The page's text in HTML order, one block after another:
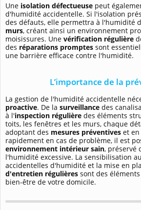
Une isolation défectueuse peut
d'humidité accidentelle. Si l'isolation
des défauts, elle permettra à l'humidité
murs, créant ainsi un environnement
moisissures. Une vérification régulière
des réparations promptes sont
une barrière efficace contre l'humidité.
L’importance de la
La gestion de l'humidité accidentelle
proactive. De la surveillance des
à l'inspection régulière des éléments
toits, les fenêtres et les murs, chaque
adoptant des mesures préventives et
rapidement en cas de problème, il est
environnement intérieur sain, préservé
l'humidité excessive. La sensibilisation
accidentelles d'humidité et la mise en
d'entretien régulières sont des
bien-être de votre domicile.